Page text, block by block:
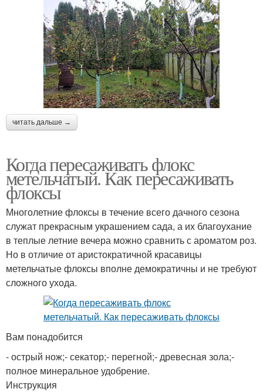
читать дальше →
Когда пересаживать флокс
метельчатый. Как пересаживать
флоксы
Многолетние флоксы в течение всего дачного сезона
служат прекрасным украшением сада, а их благоухание
в теплые летние вечера можно сравнить с ароматом роз.
Но в отличие от аристократичной красавицы
метельчатые флоксы вполне демократичны и не требуют
сложного ухода.
Вам понадобится
- острый нож;- секатор;- перегной;- древесная зола;-
полное минеральное удобрение.
Инструкция